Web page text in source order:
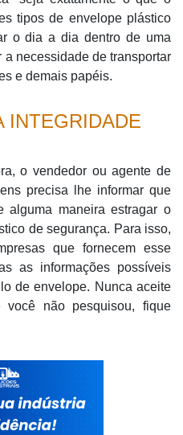
tipos de envelope plástico
o dia a dia dentro de uma
necessidade de transportar
e demais papéis.
INTEGRIDADE
o vendedor ou agente de
precisa lhe informar que
alguma maneira estragar o
de segurança. Para isso,
que fornecem esse
as informações possíveis
de envelope. Nunca aceite
você não pesquisou, fique